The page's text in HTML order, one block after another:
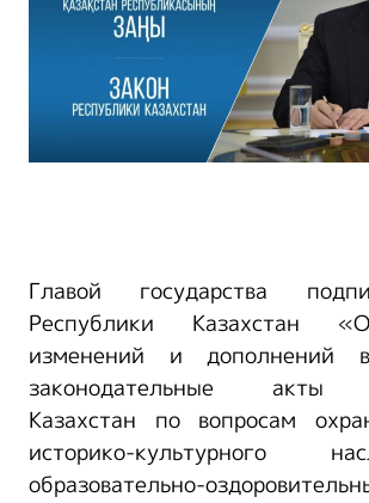
Главой государства
Республики Казахстан
изменений и дополнений
законодательные акты
Казахстан по вопросам
историко-культурного
образовательно-